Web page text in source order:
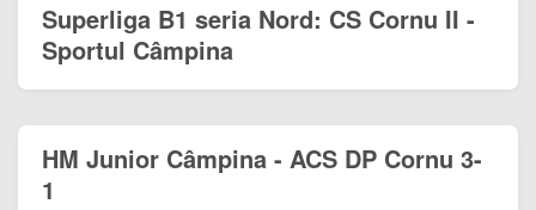
Superliga B1 seria Nord: CS Cornu II -
Sportul Câmpina
HM Junior Câmpina - ACS DP Cornu 3-
1